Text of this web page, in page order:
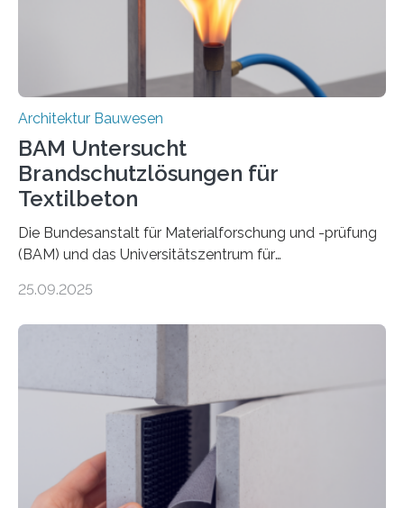
Architektur Bauwesen
BAM Untersucht
Brandschutzlösungen für
Textilbeton
Die Bundesanstalt für Materialforschung und -prüfung
(BAM) und das Universitätszentrum für
untersuchen in einem gemeinsamen Forschungsprojekt
Ziel ist es, die Einsatzmöglichkeiten dieses innovativen
Textilbeton ist ein moderner Verbundwerkstoff, der aus
einer feinkörnigen Betonmatrix und einer textilen
Bewehrung besteht – meist aus Carbon-, Glas- oder
Basaltfasern. Anders als herkömmlicher Stahlbeton, bei
dem Stahlstäbe zur…
25.09.2025